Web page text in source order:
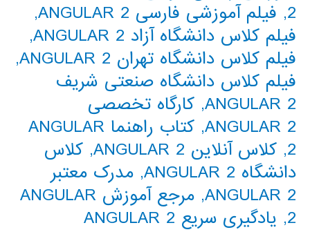
2
, فیلم آموزشی فارسی ANGULAR 2
,
فیلم کلاس دانشگاه آزاد ANGULAR 2
,
فیلم کلاس دانشگاه تهران ANGULAR 2
,
فیلم کلاس دانشگاه صنعتی شریف
ANGULAR 2
, کارگاه تخصصی
ANGULAR 2
,
کتاب راهنما ANGULAR
2
, کلاس آنلاین ANGULAR 2 , کلاس
دانشگاه ANGULAR 2
, مدرک معتبر
ANGULAR 2
,
مرجع آموزش ANGULAR
2
, یادگیری سریع ANGULAR 2